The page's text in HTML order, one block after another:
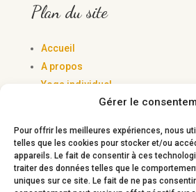
Gérer le
Pour offrir les meilleures expériences, nous
telles que les cookies pour stocker et/ou
appareils. Le fait de consentir à ces
traiter des données telles que le
uniques sur ce site. Le fait de ne pas
Plan du site
Accueil
A propos
Yoga individuel
Yoga Collectif
Yoga Sportifs
Lexique